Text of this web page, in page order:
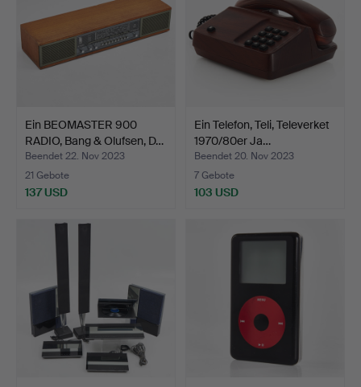
Ein BEOMASTER 900
RADIO, Bang & Olufsen, D…
Beendet 22. Nov 2023
21 Gebote
137 USD
Ein Telefon, Teli, Televerket
1970/80er Ja…
Beendet 20. Nov 2023
7 Gebote
103 USD